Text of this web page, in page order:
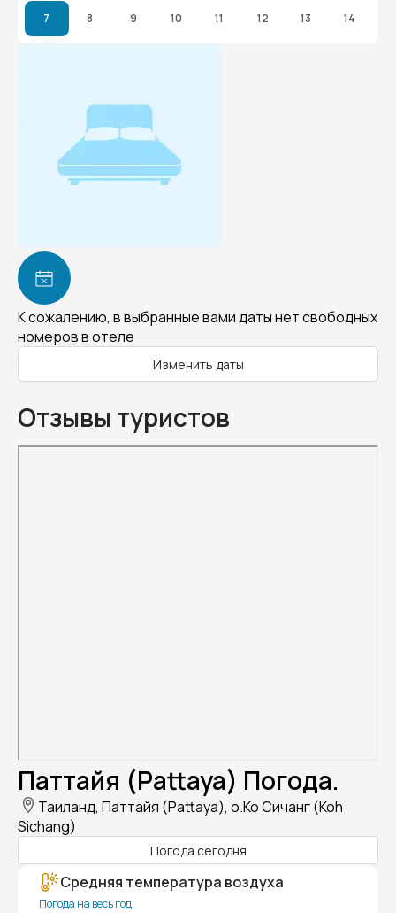
7 8 9 10 11 12 13 14
К сожалению, в выбранные вами даты нет свободных
номеров в отеле
Изменить даты
Отзывы туристов
Паттайя (Pattaya) Погода.
Таиланд, Паттайя (Pattaya), о.Ко Сичанг (Koh
Sichang)
Погода сегодня
Средняя температура воздуха
Погода на весь год